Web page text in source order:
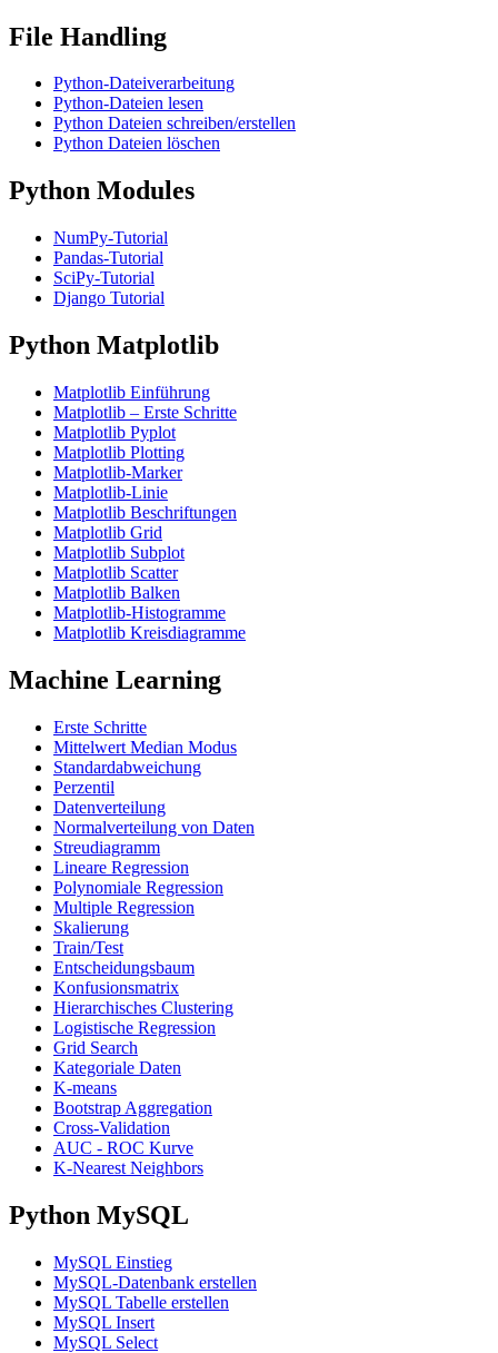
File Handling
Python-Dateiverarbeitung
Python-Dateien lesen
Python Dateien schreiben/erstellen
Python Dateien löschen
Python Modules
NumPy-Tutorial
Pandas-Tutorial
SciPy-Tutorial
Django Tutorial
Python Matplotlib
Matplotlib Einführung
Matplotlib – Erste Schritte
Matplotlib Pyplot
Matplotlib Plotting
Matplotlib-Marker
Matplotlib-Linie
Matplotlib Beschriftungen
Matplotlib Grid
Matplotlib Subplot
Matplotlib Scatter
Matplotlib Balken
Matplotlib-Histogramme
Matplotlib Kreisdiagramme
Machine Learning
Erste Schritte
Mittelwert Median Modus
Standardabweichung
Perzentil
Datenverteilung
Normalverteilung von Daten
Streudiagramm
Lineare Regression
Polynomiale Regression
Multiple Regression
Skalierung
Train/Test
Entscheidungsbaum
Konfusionsmatrix
Hierarchisches Clustering
Logistische Regression
Grid Search
Kategoriale Daten
K-means
Bootstrap Aggregation
Cross-Validation
AUC - ROC Kurve
K-Nearest Neighbors
Python MySQL
MySQL Einstieg
MySQL-Datenbank erstellen
MySQL Tabelle erstellen
MySQL Insert
MySQL Select